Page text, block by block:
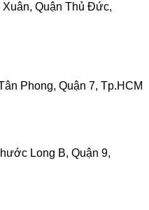
Xuân, Quận Thủ Đức,
Phong, Quận 7, Tp.HCM
Long B, Quận 9,